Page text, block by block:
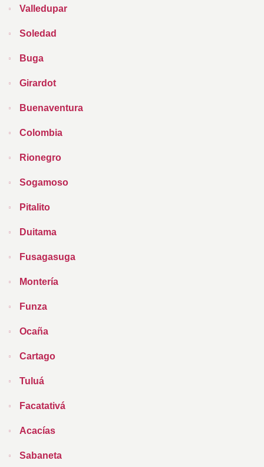
Valledupar
Soledad
Buga
Girardot
Buenaventura
Colombia
Rionegro
Sogamoso
Pitalito
Duitama
Fusagasuga
Montería
Funza
Ocaña
Cartago
Tuluá
Facatativá
Acacías
Sabaneta